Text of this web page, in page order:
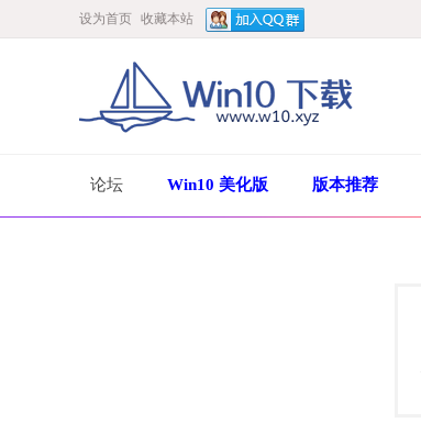
设为首页 收藏本站
论坛 Win10 美化版 版本推荐